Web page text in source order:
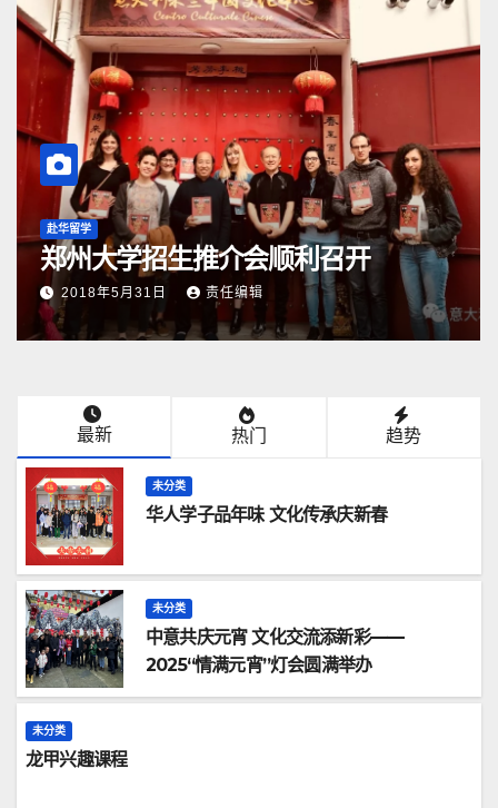
赴华留学
郑州大学招生推介会顺利召开
2018年5月31日 责任编辑
最新 热门 趋势
未分类
华人学子品年味 文化传承庆新春
未分类
中意共庆元宵 文化交流添新彩——
2025“情满元宵”灯会圆满举办
未分类
龙甲兴趣课程